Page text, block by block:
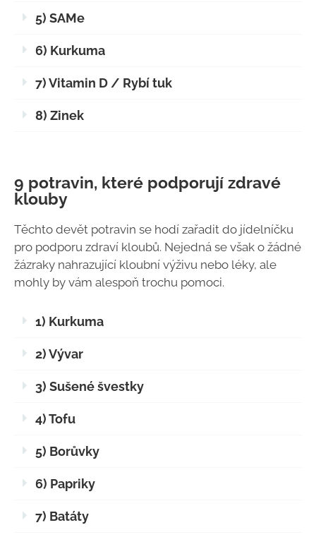
5) SAMe
6) Kurkuma
7) Vitamin D / Rybí tuk
8) Zinek
9 potravin, které podporují zdravé
klouby
Těchto devět potravin se hodí zařadit do jídelníčku
pro podporu zdraví kloubů. Nejedná se však o žádné
žázraky nahrazující kloubní výživu nebo léky, ale
mohly by vám alespoň trochu pomoci.
1) Kurkuma
2) Vývar
3) Sušené švestky
4) Tofu
5) Borůvky
6) Papriky
7) Batáty